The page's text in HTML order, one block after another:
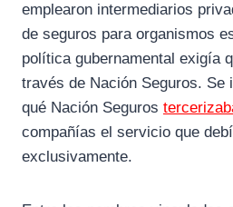
emplearon intermediarios
de seguros para organismos
política gubernamental exigía
través de Nación Seguros. Se
qué Nación Seguros
compañías el servicio que
exclusivamente.